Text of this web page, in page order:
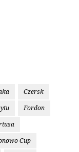
Czersk
Fordon
Cup